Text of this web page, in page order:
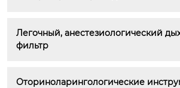
Легочный, анестезиологический
фильтр
Оториноларингологические